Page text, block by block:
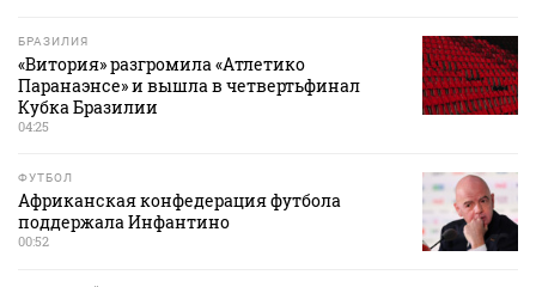
БРАЗИЛИЯ
«Витория» разгромила «Атлетико
Паранаэнсе» и вышла в четвертьфинал
Кубка Бразилии
04:25
ФУТБОЛ
Африканская конфедерация футбола
поддержала Инфантино
00:52